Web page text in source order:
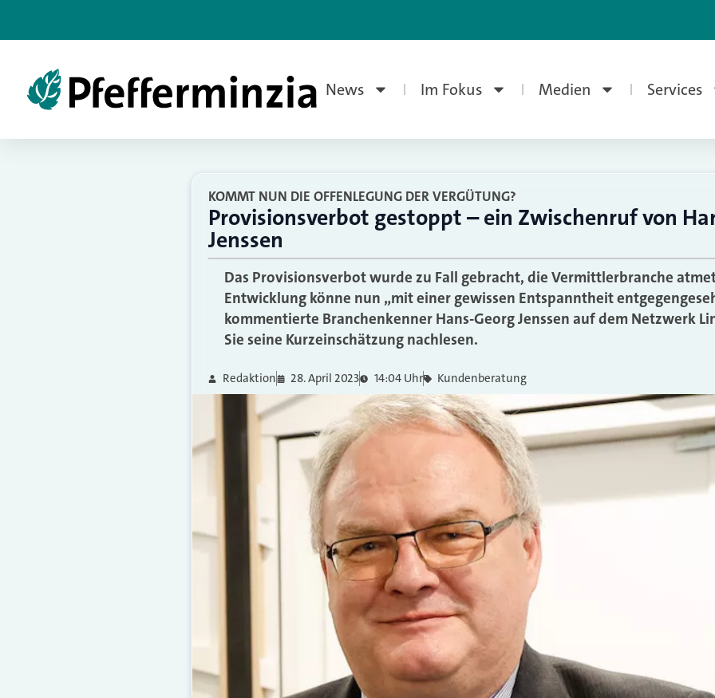
News Im Fokus Medien Services
KOMMT NUN DIE OFFENLEGUNG DER VERGÜTUNG?
Provisionsverbot gestoppt – ein Zwischenruf von
Jenssen
Das Provisionsverbot wurde zu Fall gebracht, die Vermittlerbranche
Entwicklung könne nun „mit einer gewissen Entspanntheit
kommentierte Branchenkenner Hans-Georg Jenssen auf dem Netzwerk
Sie seine Kurzeinschätzung nachlesen.
Redaktion 28. April 2023 14:04 Uhr Kundenberatung